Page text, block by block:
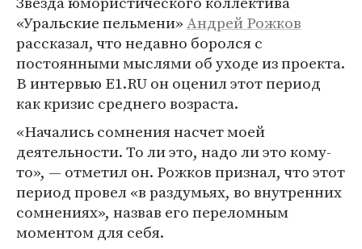
«Уральские пельмени»Андрей Рожков
рассказал, что недавно боролся с
постоянными мыслями об уходе из проекта.
В интервью E1.RU он оценил этот период
как кризис среднего возраста.
«Начались сомнения насчет моей
деятельности. То ли это, надо ли это кому-
то», — отметил он. Рожков признал, что этот
период провел «в раздумьях, во внутренних
сомнениях», назвав его переломным
моментом для себя.